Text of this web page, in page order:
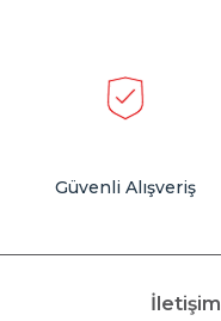
Güvenli Alışveriş
İletişim